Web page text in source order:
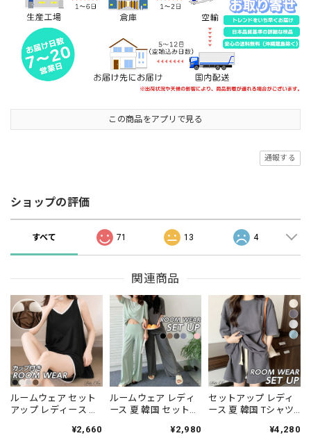
この商品をアプリで見る
通報する
ショップの評価
すべて 71 13 4
関連商品
ルームウェア セット
アップ レディース 夏
部屋着 Vネック タン
¥2,660
ルームウェア レディ
ース 夏 韓国 セットア
下セット ワイド パン
¥2,980
セットアップ レディ
ース 夏 韓国 Tシャツ
上下セット オーバー
¥4,280